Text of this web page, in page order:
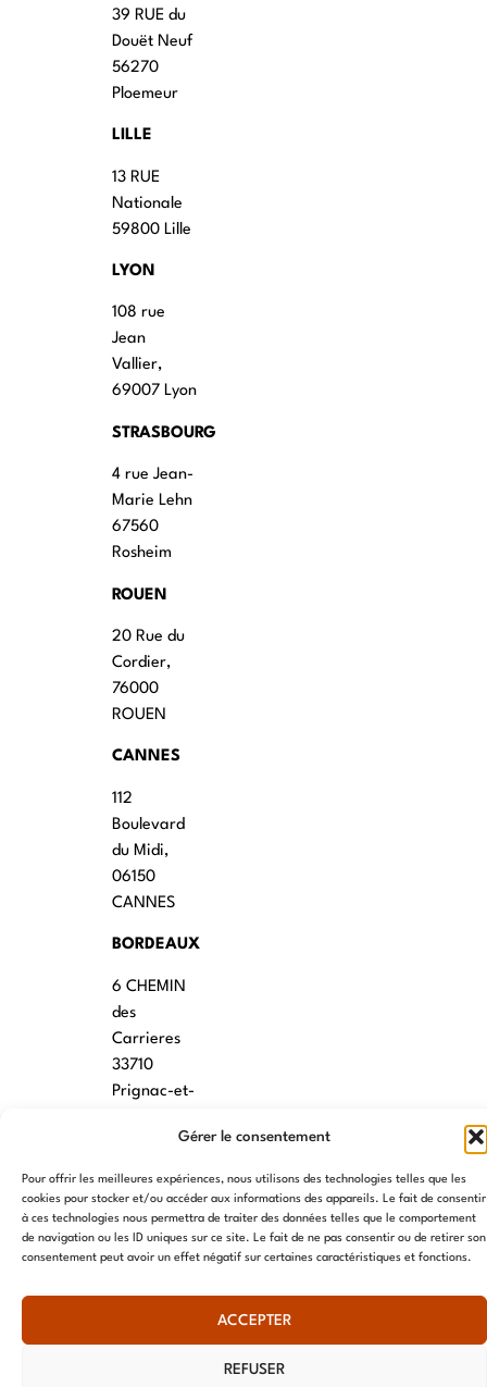
Gérer le consentement
Pour offrir les meilleures expériences, nous utilisons des technologies telles que les
cookies pour stocker et/ou accéder aux informations des appareils. Le fait de consentir
à ces technologies nous permettra de traiter des données telles que le comportement
de navigation ou les ID uniques sur ce site. Le fait de ne pas consentir ou de retirer son
consentement peut avoir un effet négatif sur certaines caractéristiques et fonctions.
ACCEPTER
REFUSER
39 RUE du
Douët Neuf
56270
Ploemeur
LILLE
13 RUE
Nationale
59800 Lille
LYON
108 rue
Jean
Vallier,
69007 Lyon
STRASBOURG
4 rue Jean-
Marie Lehn
67560
Rosheim
ROUEN
20 Rue du
Cordier,
76000
ROUEN
CANNES
112
Boulevard
du Midi,
06150
CANNES
BORDEAUX
6 CHEMIN
des
Carrieres
33710
Prignac-et-
7 rue des
écoles
34790
© AME 2024, tous droits réservés